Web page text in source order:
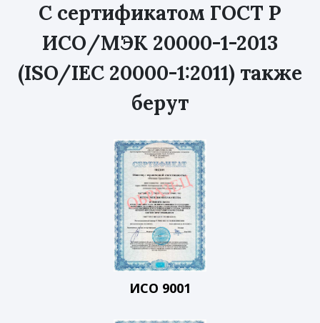
С сертификатом ГОСТ Р
ИСО/МЭК 20000-1-2013
(ISO/IEC 20000-1:2011) также
берут
ИСО 9001